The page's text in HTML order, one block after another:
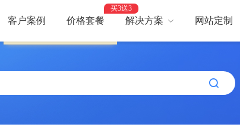
客户案例 价格套餐
买3送3
解决方案
智能建站，高效优化 助力品牌出海
网站定制